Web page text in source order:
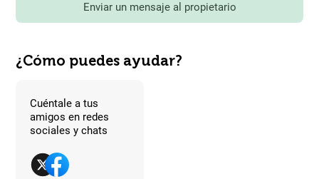
Enviar un mensaje al propietario
¿Cómo puedes ayudar?
Cuéntale a tus
amigos en redes
sociales y chats